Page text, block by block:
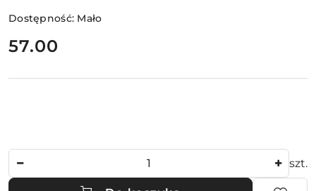
Dostępność: Mało
cena:
57.00
szt.